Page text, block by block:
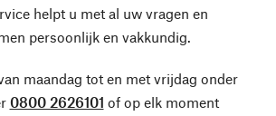
helpt u met al uw vragen en
persoonlijk en vakkundig.
maandag tot en met vrijdag onder
0800 2626101 of op elk moment